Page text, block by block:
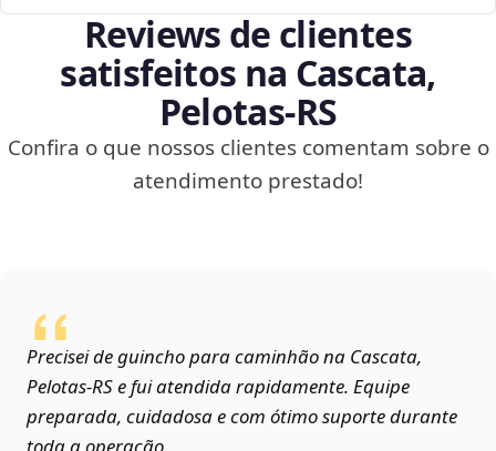
Reviews de clientes
satisfeitos na Cascata,
Pelotas‑RS
Confira o que nossos clientes comentam sobre o
atendimento prestado!
Precisei de guincho para caminhão na Cascata,
Pelotas‑RS e fui atendida rapidamente. Equipe
preparada, cuidadosa e com ótimo suporte durante